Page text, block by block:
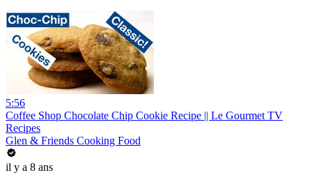
5:56
Coffee Shop Chocolate Chip Cookie Recipe || Le Gourmet TV
Recipes
Glen & Friends Cooking Food
il y a 8 ans